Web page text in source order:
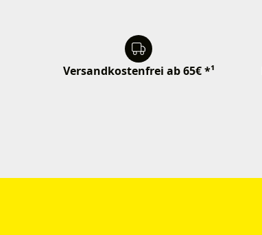
Versandkostenfrei ab 65€ *¹